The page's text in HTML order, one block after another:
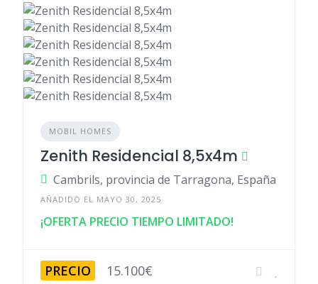
MOBIL HOMES
Zenith Residencial 8,5x4m
Cambrils, provincia de Tarragona, España
AÑADIDO EL MAYO 30, 2025
¡OFERTA PRECIO TIEMPO LIMITADO!
PRECIO 15.100€